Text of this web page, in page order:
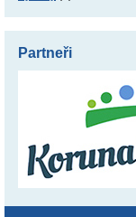
Partneři